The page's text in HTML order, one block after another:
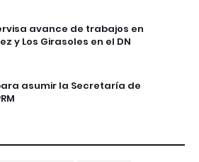
avance de trabajos en
y Los Girasoles en el DN
asumir la Secretaría de